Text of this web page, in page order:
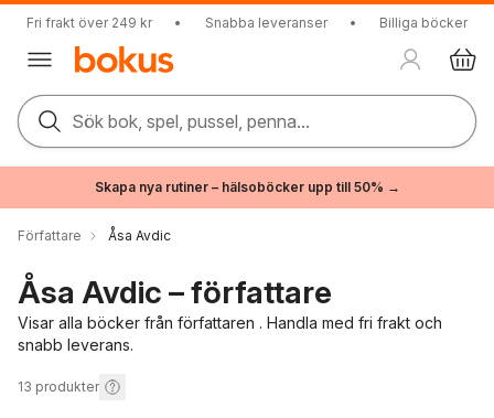
Fri frakt över 249 kr • Snabba leveranser • Billiga böcker
Sök bok, spel, pussel, penna...
Skapa nya rutiner – hälsoböcker upp till 50% →
Författare Åsa Avdic
Åsa Avdic – författare
Visar alla böcker från författaren . Handla med fri frakt och
snabb leverans.
13 produkter